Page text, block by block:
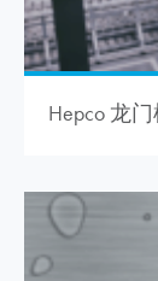
Hepco 龙